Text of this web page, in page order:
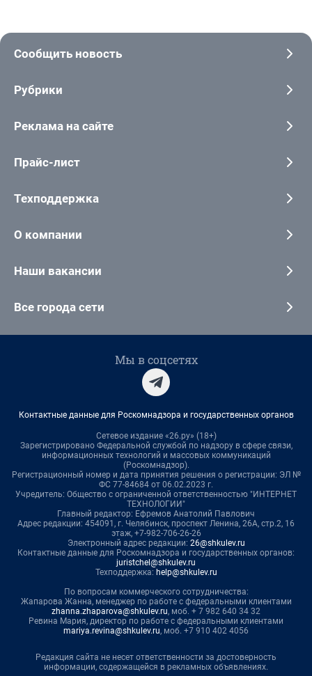
Сообщить новость
Рубрики
Реклама на сайте
Прайс-лист
Техподдержка
О компании
Наши вакансии
Все города сети
Мы в соцсетях
Контактные данные для Роскомнадзора и государственных органов
Сетевое издание «26.ру» (18+)
Зарегистрировано Федеральной службой по надзору в сфере связи,
информационных технологий и массовых коммуникаций
(Роскомнадзор).
Регистрационный номер и дата принятия решения о регистрации: ЭЛ №
ФС 77-84684 от 06.02.2023 г.
Учредитель: Общество с ограниченной ответственностью "ИНТЕРНЕТ
ТЕХНОЛОГИИ"
Главный редактор: Ефремов Анатолий Павлович
Адрес редакции: 454091, г. Челябинск, проспект Ленина, 26А, стр.2, 16
этаж, +7-982-706-26-26
Электронный адрес редакции: 26@shkulev.ru
Контактные данные для Роскомнадзора и государственных органов:
juristchel@shkulev.ru
Техподдержка: help@shkulev.ru
По вопросам коммерческого сотрудничества:
Жапарова Жанна, менеджер по работе с федеральными клиентами
zhanna.zhaparova@shkulev.ru, моб. + 7 982 640 34 32
Ревина Мария, директор по работе с федеральными клиентами
mariya.revina@shkulev.ru, моб. +7 910 402 4056
Редакция сайта не несет ответственности за достоверность
информации, содержащейся в рекламных объявлениях.